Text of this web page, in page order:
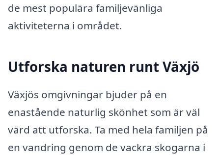
de mest populära familjevänliga
aktiviteterna i området.
Utforska naturen runt Växjö
Växjös omgivningar bjuder på en
enastående naturlig skönhet som är väl
värd att utforska. Ta med hela familjen på
en vandring genom de vackra skogarna i